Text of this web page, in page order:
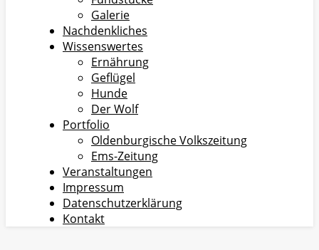
Galerie
Nachdenkliches
Wissenswertes
Ernährung
Geflügel
Hunde
Der Wolf
Portfolio
Oldenburgische Volkszeitung
Ems-Zeitung
Veranstaltungen
Impressum
Datenschutzerklärung
Kontakt